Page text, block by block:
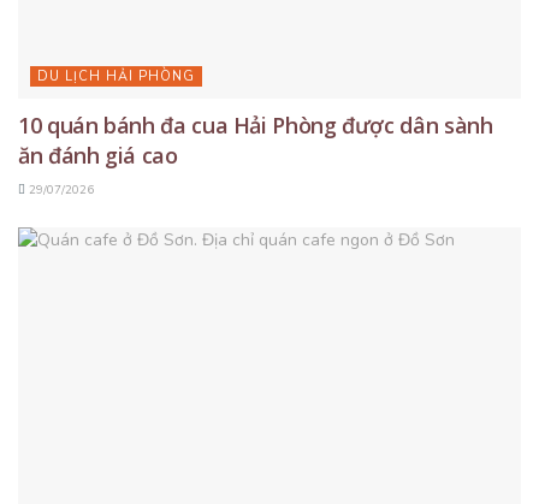
DU LỊCH HẢI PHÒNG
10 quán bánh đa cua Hải Phòng được dân sành
ăn đánh giá cao
29/07/2026